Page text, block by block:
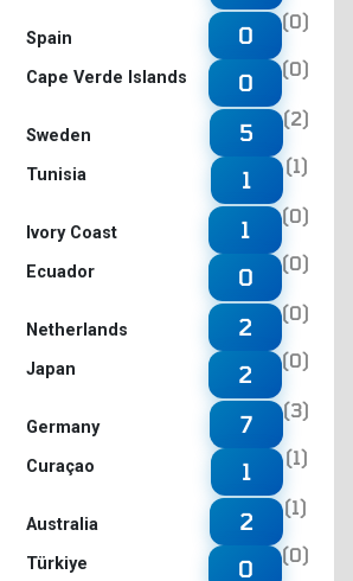
Spain
Cape Verde Islands
0
(0)
0
(0)
Sweden
Tunisia
5
(2)
1
(1)
Ivory Coast
Ecuador
1
(0)
0
(0)
Netherlands
Japan
2
(0)
2
(0)
Germany
Curaçao
7
(3)
1
(1)
Australia
Türkiye
2
(1)
0
(0)